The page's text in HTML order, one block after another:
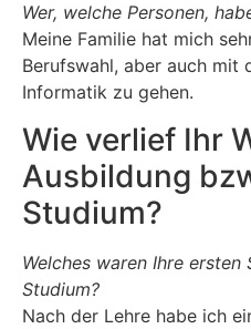
Wer, welche Personen,
Meine Familie hat mich
Berufswahl, aber auch mit
Informatik zu gehen.
Wie verlief Ihr
Ausbildung
Studium?
Welches waren Ihre ersten
Studium?
Nach der Lehre habe ich